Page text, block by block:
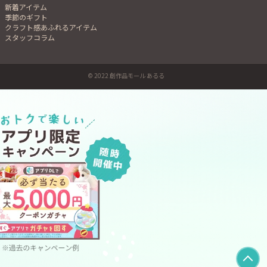
新着アイテム
季節のギフト
クラフト感あふれるアイテム
スタッフコラム
© 2022 創作品モール あるる